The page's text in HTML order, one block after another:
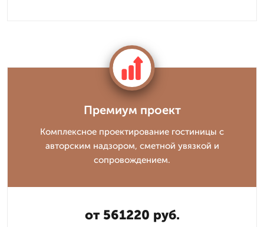
Премиум проект
Комплексное проектирование гостиницы с
авторским надзором, сметной увязкой и
сопровождением.
от 561220 руб.